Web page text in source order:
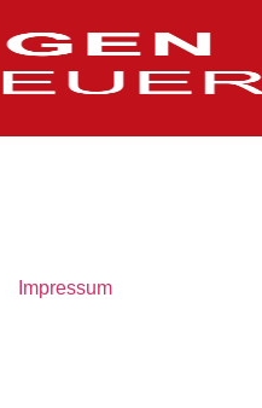
Impressum